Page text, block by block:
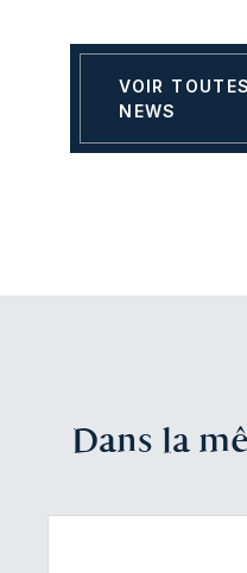
VOIR
NEWS
Dans la